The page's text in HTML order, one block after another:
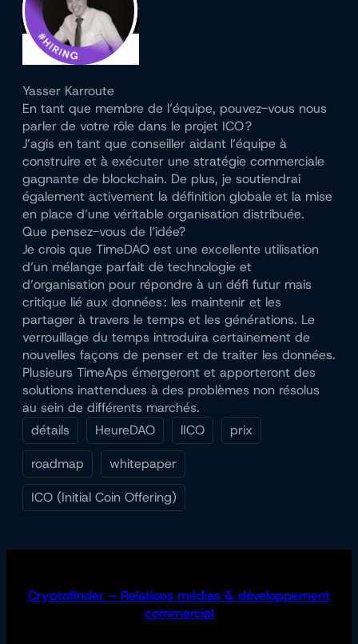
Yasser Karroute
En tant que membre de l’équipe, pouvez-vous nous
parler de votre rôle dans le projet ICO ?
J’agis en tant que conseiller aidant l’équipe à
construire et à exécuter une stratégie commerciale
gagnante de blockchain. De plus, je soutiendrai
également activement la définition globale et la mise
en place d’une véritable organisation distribuée.
Que pensez-vous de l’idée?
Je crois que TimeDAO est une excellente utilisation
d’un mélange parfait de technologie et
d’organisation pour répondre à un défi futur mais
critique lié aux données : les maintenir et les
partager à travers le temps et les générations. Le
verrouillage du temps introduira certainement de
nouvelles façons de penser et de traiter les données.
Plusieurs TimeAps émergeront et apporteront des
solutions inattendues à des problèmes non résolus
au sein de différents marchés.
détails
HeureDAO lICO
prix
roadmap
whitepaper
ICO (Initial Coin Offering)
Cryptofinder – Relations médias & développement
commercial